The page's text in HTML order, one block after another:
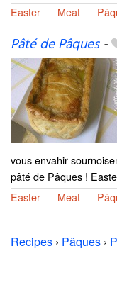
Easter
Meat
Pâté de Pâques-
vous envahir
pâté de Pâques !
Easter
Meat
Recipes › Pâques ›